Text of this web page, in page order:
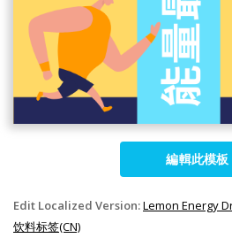
編輯此模板
Edit Localized Version:Lemon Energy
饮料标签(CN)